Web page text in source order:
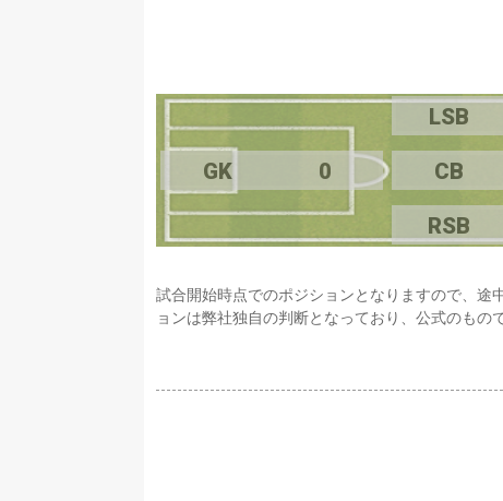
LSB
GK 0 CB
RSB
試合開始時点でのポジションとなりますので、途
ョンは弊社独自の判断となっており、公式のもの